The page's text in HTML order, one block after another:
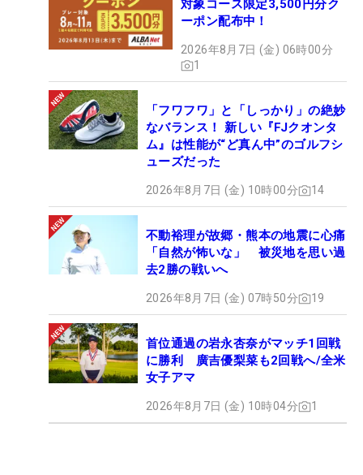
対象コース限定3,500円分ク
ーポン配布中！
2026年8月7日 (金) 06時00分
1
「フワフワ」と「しっかり」の絶妙
なバランス！ 新しい『FJクオンタ
ム』は性能が“ど真ん中”のゴルフシ
ューズだった
2026年8月7日 (金) 10時00分 14
不動裕理が故郷・熊本の地震に心痛
「自然が怖いな」 被災地を思い過
去2勝の戦いへ
2026年8月7日 (金) 07時50分 19
首位通過の岩永杏奈がマッチ1回戦
に勝利 廣吉優梨菜も2回戦へ/全米
女子アマ
2026年8月7日 (金) 10時04分 1